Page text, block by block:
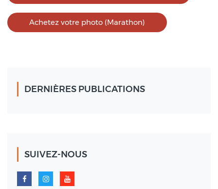
Achetez votre photo (Marathon)
DERNIÈRES PUBLICATIONS
SUIVEZ-NOUS